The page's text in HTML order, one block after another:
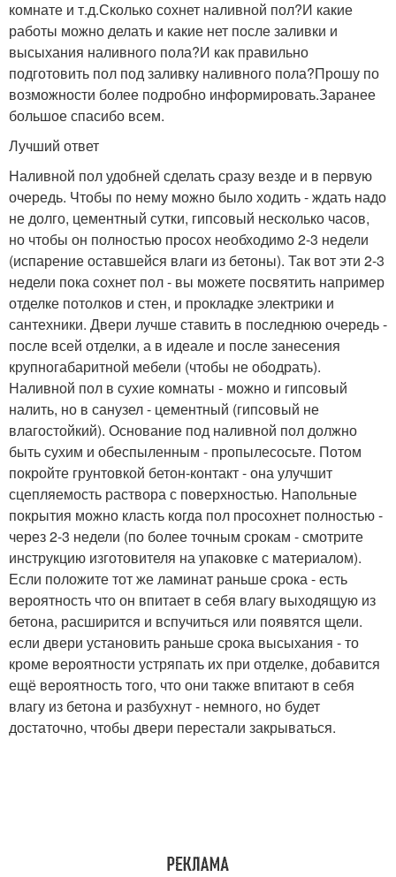
комнате и т.д.Сколько сохнет наливной пол?И какие
работы можно делать и какие нет после заливки и
высыхания наливного пола?И как правильно
подготовить пол под заливку наливного пола?Прошу по
возможности более подробно информировать.Заранее
большое спасибо всем.
Лучший ответ
Наливной пол удобней сделать сразу везде и в первую
очередь. Чтобы по нему можно было ходить - ждать надо
не долго, цементный сутки, гипсовый несколько часов,
но чтобы он полностью просох необходимо 2-3 недели
(испарение оставшейся влаги из бетоны). Так вот эти 2-3
недели пока сохнет пол - вы можете посвятить например
отделке потолков и стен, и прокладке электрики и
сантехники. Двери лучше ставить в последнюю очередь -
после всей отделки, а в идеале и после занесения
крупногабаритной мебели (чтобы не ободрать).
Наливной пол в сухие комнаты - можно и гипсовый
налить, но в санузел - цементный (гипсовый не
влагостойкий). Основание под наливной пол должно
быть сухим и обеспыленным - пропылесосьте. Потом
покройте грунтовкой бетон-контакт - она улучшит
сцепляемость раствора с поверхностью. Напольные
покрытия можно класть когда пол просохнет полностью -
через 2-3 недели (по более точным срокам - смотрите
инструкцию изготовителя на упаковке с материалом).
Если положите тот же ламинат раньше срока - есть
вероятность что он впитает в себя влагу выходящую из
бетона, расширится и вспучиться или появятся щели.
если двери установить раньше срока высыхания - то
кроме вероятности устряпать их при отделке, добавится
ещё вероятность того, что они также впитают в себя
влагу из бетона и разбухнут - немного, но будет
достаточно, чтобы двери перестали закрываться.